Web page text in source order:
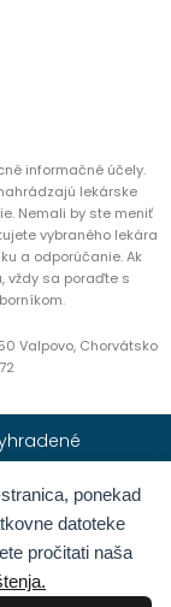
ponekad
datoteke
pročitati naša
informačné účely.
lekárske
Nemali by ste meniť
vybraného lekára
a odporúčanie. Ak
vždy sa poraďte s
Valpovo, Chorvátsko
(Angličtina)
(Polština)
( Taliančina)
(Francúzština)